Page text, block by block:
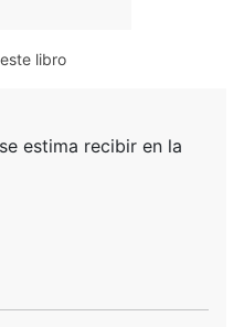
libro
estima recibir en la